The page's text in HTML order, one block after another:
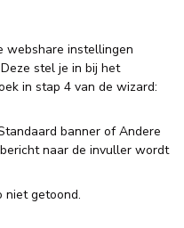
webshare instellingen
stel je in bij het
in stap 4 van de wizard:
banner of Andere
naar de invuller wordt
niet getoond.